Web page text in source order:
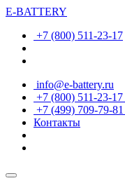
E-BATTERY
+7 (800) 511-23-17
info@e-battery.ru
+7 (800) 511-23-17
+7 (499) 709-79-81
Контакты